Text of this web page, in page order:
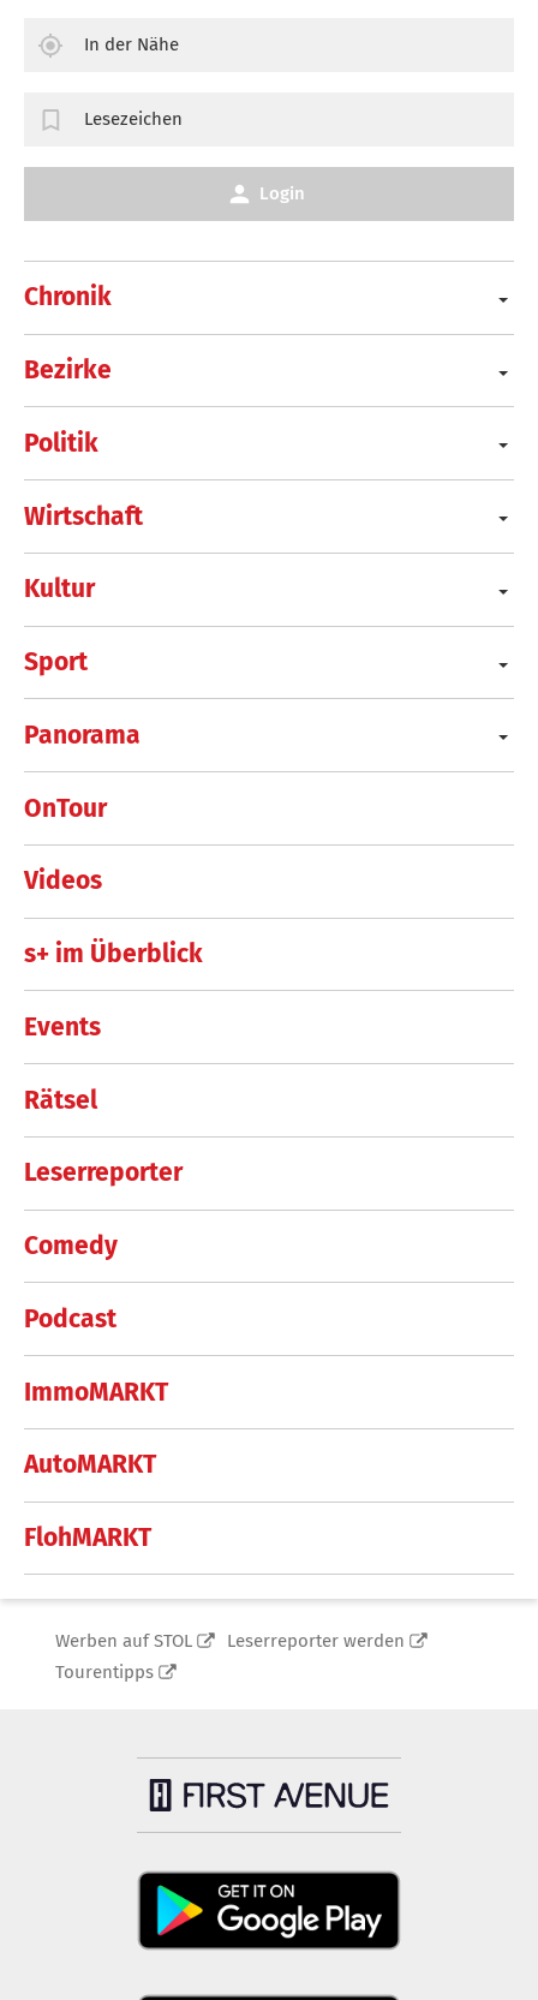
Chronik
Bezirke
Politik
Wirtschaft
Kultur
Sport
Panorama
OnTour
Videos
s+ im Überblick
Events
Rätsel
Leserreporter
Comedy
Podcast
ImmoMARKT
AutoMARKT
FlohMARKT
In der Nähe
Lesezeichen
Login
Werben auf STOL
Leserreporter werden
Tourentipps